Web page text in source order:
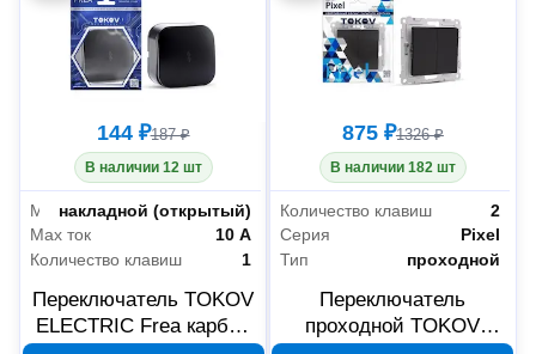
144 ₽187 ₽
В наличии 12 шт
Монтажнакладной (открытый)
Max ток
10 А
Количество клавиш
1
Переключатель TOKOV
ELECTRIC Frea карбон
875 ₽1326 ₽
В наличии 182 шт
Количество клавиш
2
Серия
Pixel
Тип
проходной
Переключатель
проходной TOKOV